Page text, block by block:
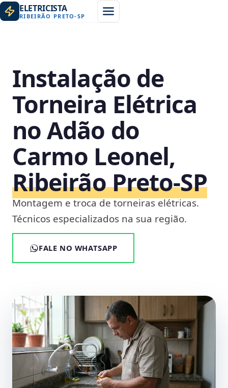
ELETRICISTA
RIBEIRÃO PRETO-SP
Instalação de
Torneira Elétrica
no Adão do
Carmo Leonel,
Ribeirão Preto‑SP
Montagem e troca de torneiras elétricas.
Técnicos especializados na sua região.
FALE NO WHATSAPP